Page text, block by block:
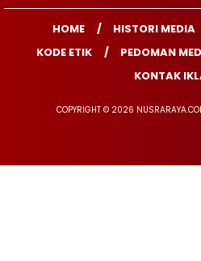
HOME HISTORI MEDIA
KODE ETIK
PEDOMAN
KONTAK
COPYRIGHT © 2026